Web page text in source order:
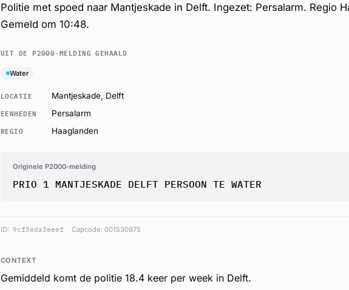
Politie met spoed naar Mantjeskade in Delft. Ingezet: Persalarm. Regio
Gemeld om 10:48.
UIT DE P2000-MELDING GEHAALD
Water
LOCATIE Mantjeskade, Delft
EENHEDEN Persalarm
REGIO Haaglanden
Originele P2000-melding
PRIO 1 MANTJESKADE DELFT PERSOON TE WATER
ID: 9cf3eda3eeef Capcode: 001530875
CONTEXT
Gemiddeld komt de politie 18.4 keer per week in Delft.